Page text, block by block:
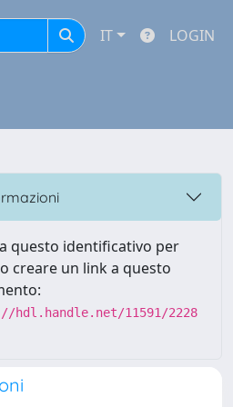
IT LOGIN
questo identificativo per
creare un link a questo
hdl.handle.net/11591/2228